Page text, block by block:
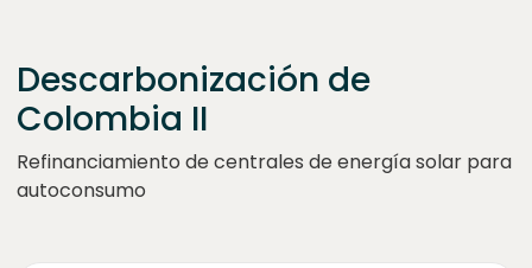
Descarbonización de
Colombia II
Refinanciamiento de centrales de energía solar para
autoconsumo